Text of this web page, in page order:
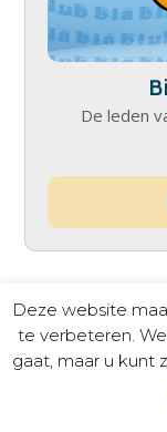
De leden
Deze website
te verbeteren.
gaat, maar u kunt